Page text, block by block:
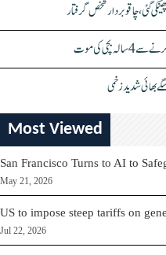
گئی، چاقو بردار شخص گرفتار
کی موت
بھائی شدید زخمی
Most Viewed
San Francisco Turns to AI to
May 21, 2026
US to impose steep tariffs on
Jul 22, 2026